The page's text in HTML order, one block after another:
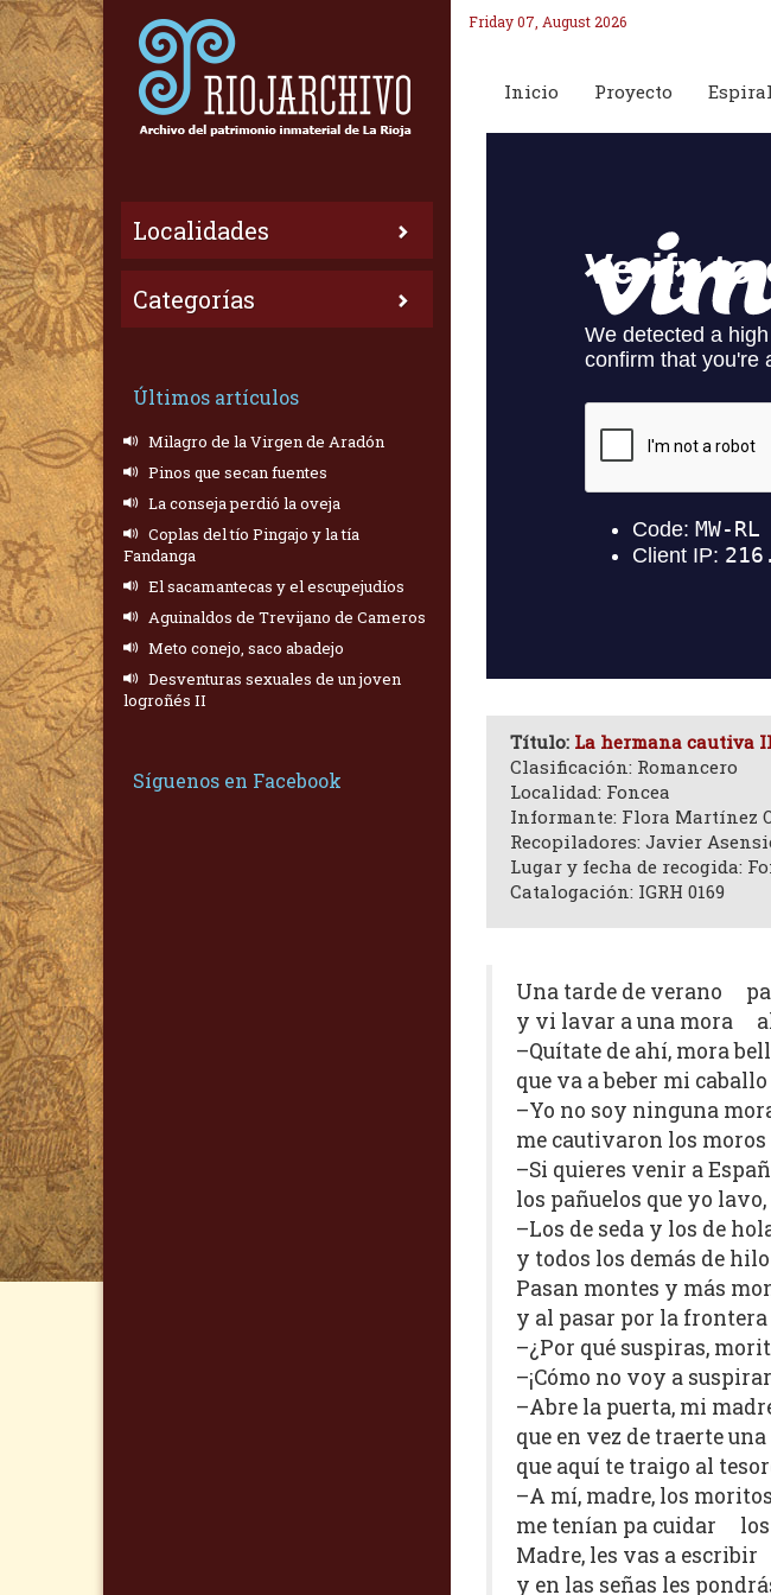
Localidades
Categorías
Últimos artículos
Milagro de la Virgen de Aradón
Pinos que secan fuentes
La conseja perdió la oveja
Coplas del tío Pingajo y la tía
Fandanga
El sacamantecas y el escupejudíos
Aguinaldos de Trevijano de Cameros
Meto conejo, saco abadejo
Desventuras sexuales de un joven
logroñés II
Síguenos en Facebook
Friday 07, August 2026
Inicio Proyecto
Título: La hermana cautiva
Clasificación: Romancero
Localidad: Foncea
Informante: Flora Martínez
Recopiladores: Javier
Lugar y fecha de recogida:
Catalogación: IGRH 0169
Una tarde de verano
y vi lavar a una mora
–Quítate de ahí, mora
que va a beber mi
–Yo no soy ninguna
me cautivaron los
–Si quieres venir a
los pañuelos que yo
–Los de seda y los de
y todos los demás de
Pasan montes y más
y al pasar por la
–¿Por qué suspiras,
–¡Cómo no voy a
–Abre la puerta, mi
que en vez de traerte
que aquí te traigo al
–A mí, madre, los
me tenían pa cuidar
Madre, les vas a
y en las señas les